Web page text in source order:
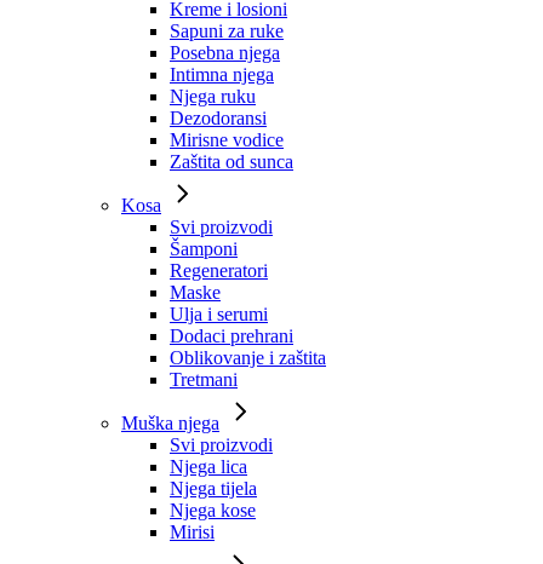
Kreme i losioni
Sapuni za ruke
Posebna njega
Intimna njega
Njega ruku
Dezodoransi
Mirisne vodice
Zaštita od sunca
Kosa
Svi proizvodi
Šamponi
Regeneratori
Maske
Ulja i serumi
Dodaci prehrani
Oblikovanje i zaštita
Tretmani
Muška njega
Svi proizvodi
Njega lica
Njega tijela
Njega kose
Mirisi